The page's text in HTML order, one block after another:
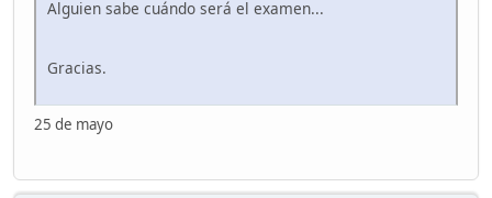
Alguien sabe cuándo será el examen...
Gracias.
25 de mayo